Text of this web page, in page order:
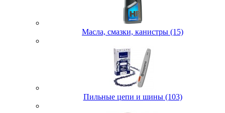
Масла, смазки, канистры (15)
Пильные цепи и шины (103)